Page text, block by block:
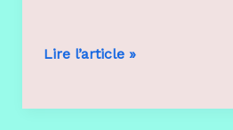
ChatGPT
Lire l’article »